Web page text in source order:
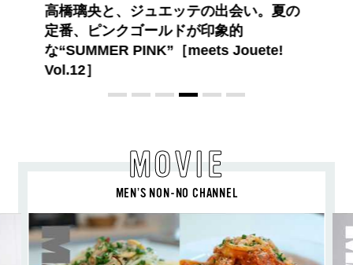
璃央と、ジュエッテの出会い。夏の
、ピンクゴールドが印象的
PINK”［meets Jouete!
MOVIE
MEN’S NON-NO CHANNEL